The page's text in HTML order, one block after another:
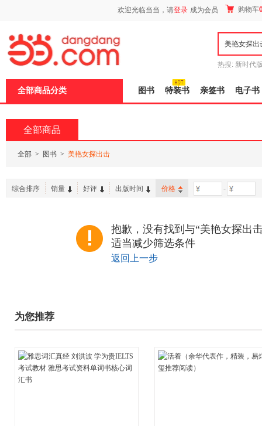
欢迎光临当当，请登录 成为会员 购物车
热搜: 新时代
全部商品分类 图书 特装书 亲签书 电子书
全部商品
全部 > 图书 > 美艳女探出击
综合排序 销量 好评 出版时间 价格 -
抱歉，没有找到与“美艳女探出
适当减少筛选条件
返回上一步
为您推荐
页
加